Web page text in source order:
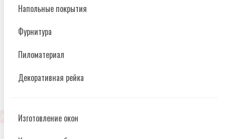
Напольные покрытия
Фурнитура
Пиломатериал
Декоративная рейка
Изготовление окон